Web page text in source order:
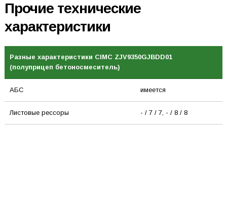
Прочие технические
характеристики
Разные характеристики CIMC ZJV9350GJBDD01
(полуприцеп бетоносмеситель)
АБС имеется
Листовые рессоры - / 7 / 7, - / 8 / 8